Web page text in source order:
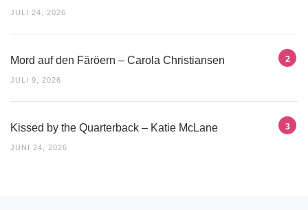
JULI 24, 2026
Mord auf den Färöern – Carola Christiansen
JULI 9, 2026
Kissed by the Quarterback – Katie McLane
JUNI 24, 2026